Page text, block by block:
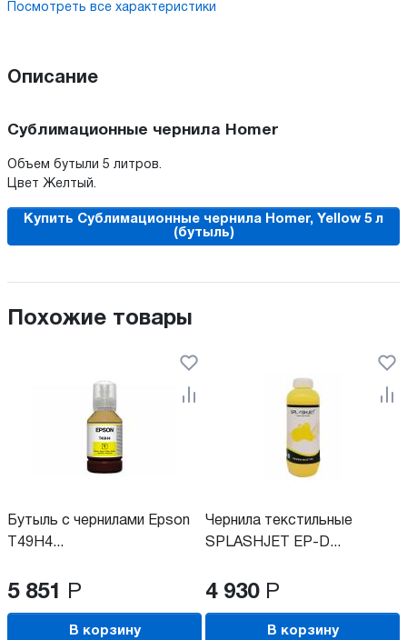
Посмотреть все характеристики
Описание
Сублимационные чернила Homer
Объем бутыли 5 литров.
Цвет Желтый.
Купить Сублимационные чернила Homer, Yellow 5 л
(бутыль)
Похожие товары
Бутыль с чернилами Epson
T49H4...
5 851 Р
В корзину
Чернила текстильные
SPLASHJET EP-D...
4 930 Р
В корзину